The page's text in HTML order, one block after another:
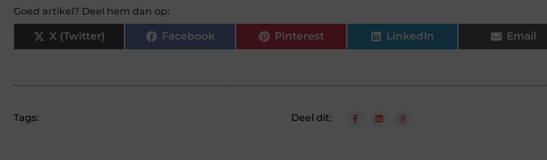
Goed artikel? Deel hem dan op:
X (Twitter) Facebook Pinterest LinkedIn Email
Tags: Deel dit: